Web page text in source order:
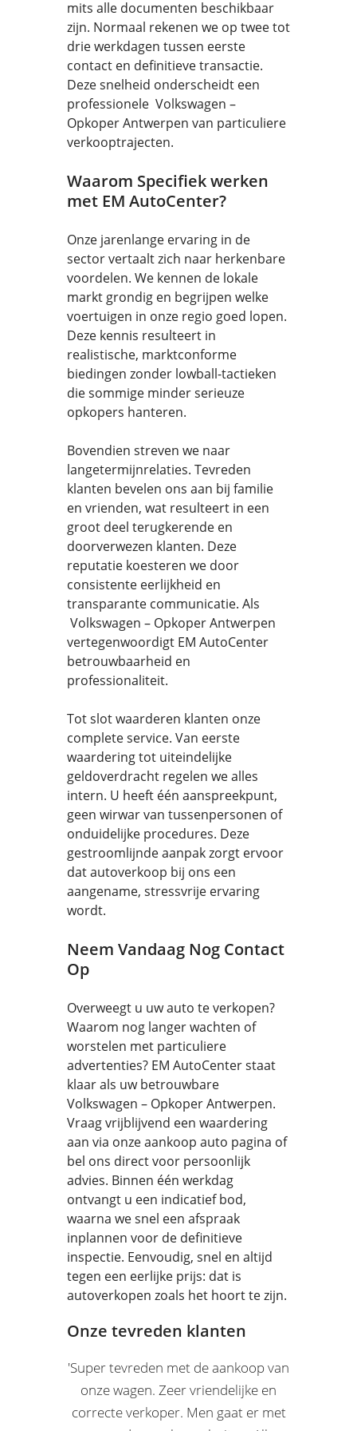
mits alle documenten beschikbaar
zijn. Normaal rekenen we op twee tot
drie werkdagen tussen eerste
contact en definitieve transactie.
Deze snelheid onderscheidt een
professionele Volkswagen –
Opkoper Antwerpen van particuliere
verkooptrajecten.
Waarom Specifiek werken
met EM AutoCenter?
Onze jarenlange ervaring in de
sector vertaalt zich naar herkenbare
voordelen. We kennen de lokale
markt grondig en begrijpen welke
voertuigen in onze regio goed lopen.
Deze kennis resulteert in
realistische, marktconforme
biedingen zonder lowball-tactieken
die sommige minder serieuze
opkopers hanteren.
Bovendien streven we naar
langetermijnrelaties. Tevreden
klanten bevelen ons aan bij familie
en vrienden, wat resulteert in een
groot deel terugkerende en
doorverwezen klanten. Deze
reputatie koesteren we door
consistente eerlijkheid en
transparante communicatie. Als
Volkswagen – Opkoper Antwerpen
vertegenwoordigt EM AutoCenter
betrouwbaarheid en
professionaliteit.
Tot slot waarderen klanten onze
complete service. Van eerste
waardering tot uiteindelijke
geldoverdracht regelen we alles
intern. U heeft één aanspreekpunt,
geen wirwar van tussenpersonen of
onduidelijke procedures. Deze
gestroomlijnde aanpak zorgt ervoor
dat autoverkoop bij ons een
aangename, stressvrije ervaring
wordt.
Neem Vandaag Nog Contact
Op
Overweegt u uw auto te verkopen?
Waarom nog langer wachten of
worstelen met particuliere
advertenties? EM AutoCenter staat
klaar als uw betrouwbare
Volkswagen – Opkoper Antwerpen.
Vraag vrijblijvend een waardering
aan via onze aankoop auto pagina of
bel ons direct voor persoonlijk
advies. Binnen één werkdag
ontvangt u een indicatief bod,
waarna we snel een afspraak
inplannen voor de definitieve
inspectie. Eenvoudig, snel en altijd
tegen een eerlijke prijs: dat is
autoverkopen zoals het hoort te zijn.
Onze tevreden klanten
'Wij hebben bij deze heren een
prachtige Mercedes Gekocht! Alles
verliep zeer netjes en vlot. Ze weten
'Super tevreden met de aankoop van
onze wagen. Zeer vriendelijke en
correcte verkoper. Men gaat er met
'Twee heel vriendelijke zaakvoerders.
Heel correct en zeer snelle service.
Aankoop afgehandeld in 4 dagen,
'Na ons 2de kindje zochten we een
ruimere wagen. EM boodt me een
zeer mooie overname premie voor
'Eerlijke en vlotte afhandeling voor
overname van mijn wagen en
aankoop andere wagen. Faire prijzen
'Mooi en correct bod gekregen bij de
verkoop van mijn wagen. Snelle
afhandeling en overschrijving vóór
'zeer tevreden met mijn nieuwe
aanwist Volvo S60, echte een hele
goede service had goede informatie
'Dit is een zeer correcte verkoper. Hij
doet ook zijn best om bij overname
aan de noden van de klant te
'Mooie wagen gekocht, helemaal in
orde. Zeer vriendelijke en correcte
verkopers en service! Een aanrader